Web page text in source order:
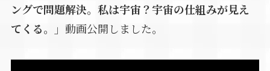
ングで問題解決。私は宇宙？宇宙の仕組みが見え
てくる。」 動画公開しました。